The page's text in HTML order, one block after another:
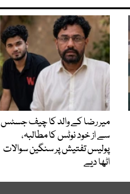
میر رضا کے والد کا چیف جسٹس
سے از خود نوٹس کا مطالبہ،
پولیس تفتیش پر سنگین سوالات
اٹھا دیے